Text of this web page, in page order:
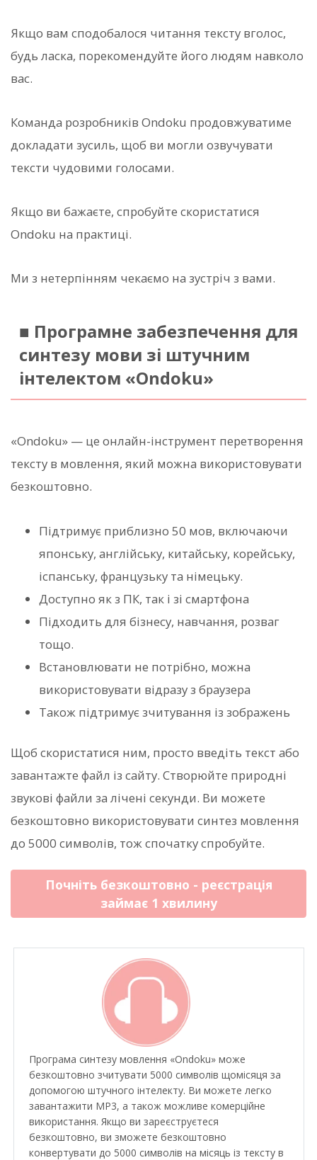
Якщо вам сподобалося читання тексту вголос,
будь ласка, порекомендуйте його людям навколо
вас.
Команда розробників Ondoku продовжуватиме
докладати зусиль, щоб ви могли озвучувати
тексти чудовими голосами.
Якщо ви бажаєте, спробуйте скористатися
Ondoku на практиці.
Ми з нетерпінням чекаємо на зустріч з вами.
■ Програмне забезпечення для
синтезу мови зі штучним
інтелектом «Ondoku»
«Ondoku» — це онлайн-інструмент перетворення
тексту в мовлення, який можна використовувати
безкоштовно.
Підтримує приблизно 50 мов, включаючи
японську, англійську, китайську, корейську,
іспанську, французьку та німецьку.
Доступно як з ПК, так і зі смартфона
Підходить для бізнесу, навчання, розваг
тощо.
Встановлювати не потрібно, можна
використовувати відразу з браузера
Також підтримує зчитування із зображень
Щоб скористатися ним, просто введіть текст або
завантажте файл із сайту. Створюйте природні
звукові файли за лічені секунди. Ви можете
безкоштовно використовувати синтез мовлення
до 5000 символів, тож спочатку спробуйте.
Почніть безкоштовно - реєстрація
займає 1 хвилину
Програма синтезу мовлення «Ondoku» може
безкоштовно зчитувати 5000 символів щомісяця за
допомогою штучного інтелекту. Ви можете легко
завантажити MP3, а також можливе комерційне
використання. Якщо ви зареєструєтеся
безкоштовно, ви зможете безкоштовно
конвертувати до 5000 символів на місяць із тексту в